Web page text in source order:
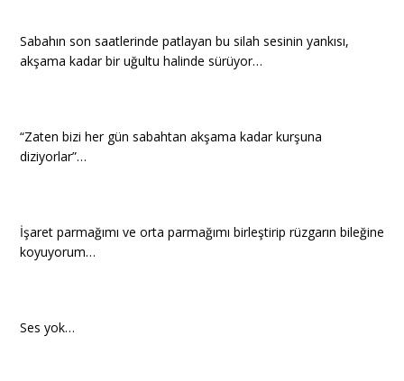
Sabahın son saatlerinde patlayan bu silah sesinin yankısı,
akşama kadar bir uğultu halinde sürüyor…
“Zaten bizi her gün sabahtan akşama kadar kurşuna
diziyorlar”…
İşaret parmağımı ve orta parmağımı birleştirip rüzgarın bileğine
koyuyorum…
Ses yok…